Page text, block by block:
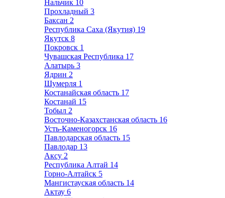
Нальчик 10
Прохладный 3
Баксан 2
Республика Саха (Якутия) 19
Якутск 8
Покровск 1
Чувашская Республика 17
Алатырь 3
Ядрин 2
Шумерля 1
Костанайская область 17
Костанай 15
Тобыл 2
Восточно-Казахстанская область 16
Усть-Каменогорск 16
Павлодарская область 15
Павлодар 13
Аксу 2
Республика Алтай 14
Горно-Алтайск 5
Мангистауская область 14
Актау 6